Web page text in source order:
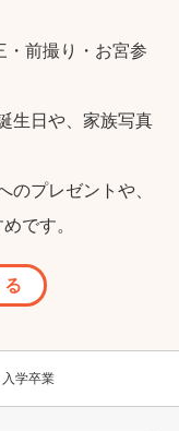
・前撮り・お宮参
生日や、家族写真
プレゼントや、
です。
学卒業